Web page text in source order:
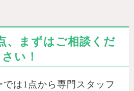
、まずはご相談くだ
さい！
は1点から専門スタッフ